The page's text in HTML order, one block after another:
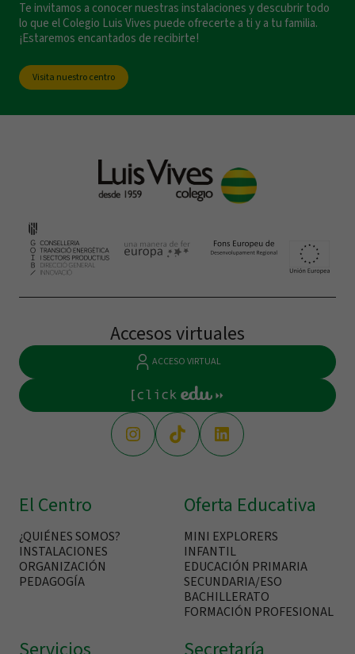
Te invitamos a conocer nuestras instalaciones y descubrir todo
lo que el Colegio Luis Vives puede ofrecerte a ti y a tu familia.
¡Estaremos encantados de recibirte!
Visita nuestro centro
Accesos virtuales
ACCESO VIRTUAL
El Centro
¿QUIÉNES SOMOS?
INSTALACIONES
ORGANIZACIÓN
PEDAGOGÍA
Oferta Educativa
MINI EXPLORERS
INFANTIL
EDUCACIÓN PRIMARIA
SECUNDARIA/ESO
BACHILLERATO
FORMACIÓN PROFESIONAL